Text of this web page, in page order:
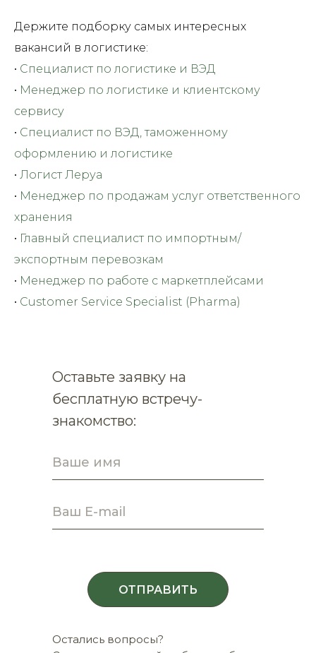
Держите подборку самых интересных
вакансий в логистике:
• Специалист по логистике и ВЭД
• Менеджер по логистике и клиентскому
сервису
• Специалист по ВЭД, таможенному
оформлению и логистике
• Логист Леруа
• Менеджер по продажам услуг ответственного
хранения
• Главный специалист по импортным/
экспортным перевозкам
• Менеджер по работе с маркетплейсами
• Customer Service Specialist (Pharma)
ОТПРАВИТЬ
Оставьте заявку на
бесплатную встречу-
знакомство:
Остались вопросы?